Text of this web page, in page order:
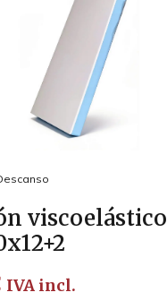
viscoelástico
IVA incl.